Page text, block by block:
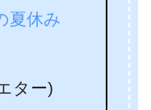
夏休み
ター)